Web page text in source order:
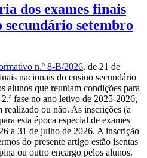
dos exames finais
secundário setembro
n.º 8-B/2026, de 21 de
nacionais do ensino secundário
alunos que reuniam condições para
fase no ano letivo de 2025-2026,
realizado ou não. As inscrições (a
esta época especial de exames
a 31 de julho de 2026. A inscrição
do presente artigo estão isentas
ou outro encargo pelos alunos.